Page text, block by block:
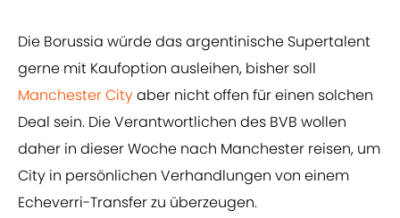
Die Borussia würde das argentinische Supertalent
gerne mit Kaufoption ausleihen, bisher soll
Manchester Cityaber nicht offen für einen solchen
Deal sein. Die Verantwortlichen des BVB wollen
daher in dieser Woche nach Manchester reisen, um
City in persönlichen Verhandlungen von einem
Echeverri-Transfer zu überzeugen.